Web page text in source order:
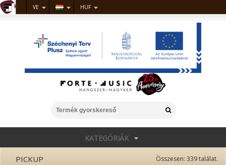
VE HUF
KATEGÓRIÁK
Összesen: 339találat.
PICKUP